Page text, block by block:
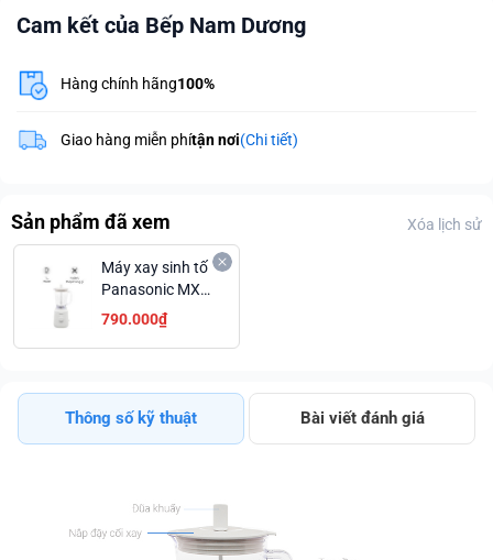
Cam kết của Bếp Nam Dương
Hàng chính hãng100%
Giao hàng miễn phítận nơi(Chi tiết)
Sản phẩm đã xem Xóa lịch sử
Máy xay sinh tố
Panasonic MX-
EX1001WRA - 1
790.000₫
Thông số kỹ thuật Bài viết đánh giá